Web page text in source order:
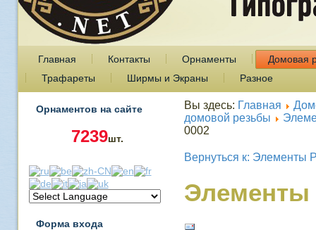
Главная Контакты Орнаменты
Домовая
Трафареты
Ширмы и Экраны Разное
Орнаментов на сайте
7239шт.
Форма входа
Вы здесь: Главная
домовой резьбы
0002
Вернуться к: Элементы
Элементы